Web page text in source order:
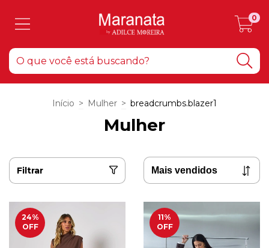
0
Início > Mulher > breadcrumbs.blazer1
Mulher
Filtrar
24%
OFF
11%
OFF